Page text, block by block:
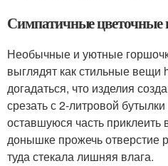
Симпатичные
Необычные и уютные
выглядят как стильные вещи
догадаться, что изделия
срезать с 2-литровой
оставшуюся часть
донышке прожечь отверстие
туда стекала лишняя влага.